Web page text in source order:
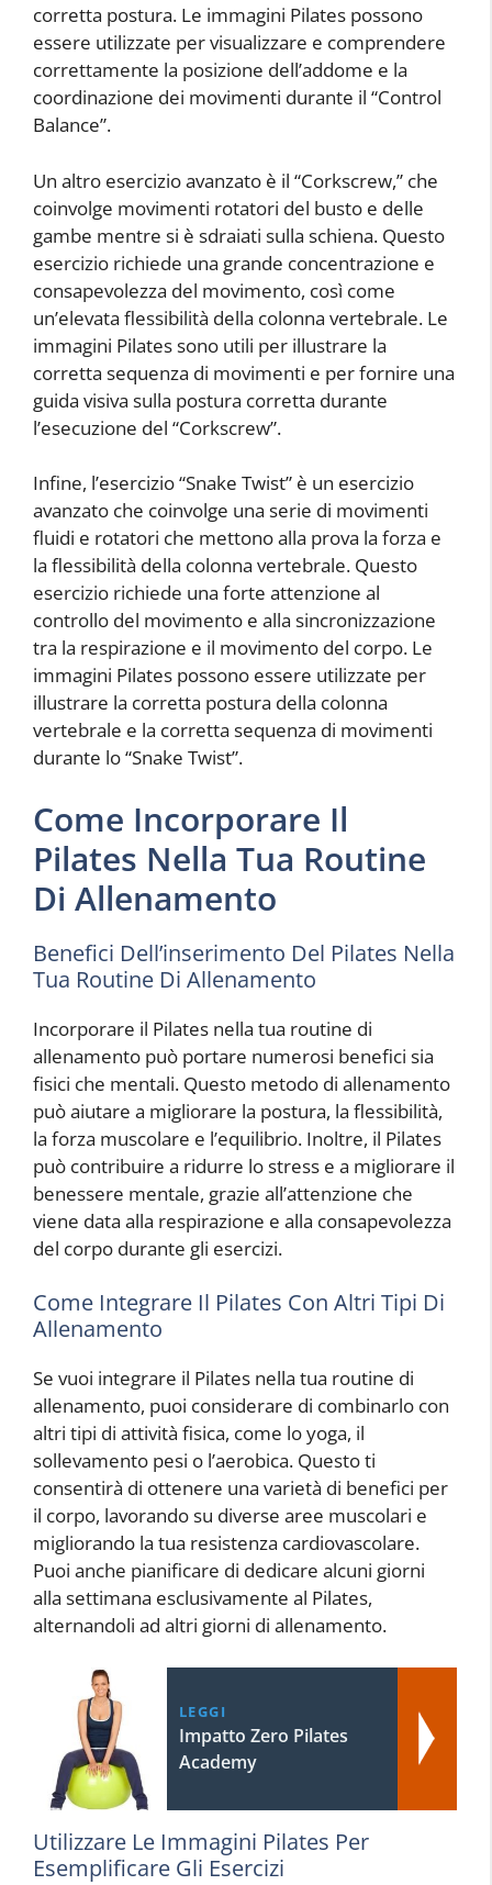
corretta postura. Le immagini Pilates possono
essere utilizzate per visualizzare e comprendere
correttamente la posizione dell’addome e la
coordinazione dei movimenti durante il “Control
Balance”.
Un altro esercizio avanzato è il “Corkscrew,” che
coinvolge movimenti rotatori del busto e delle
gambe mentre si è sdraiati sulla schiena. Questo
esercizio richiede una grande concentrazione e
consapevolezza del movimento, così come
un’elevata flessibilità della colonna vertebrale. Le
immagini Pilates sono utili per illustrare la
corretta sequenza di movimenti e per fornire una
guida visiva sulla postura corretta durante
l’esecuzione del “Corkscrew”.
Infine, l’esercizio “Snake Twist” è un esercizio
avanzato che coinvolge una serie di movimenti
fluidi e rotatori che mettono alla prova la forza e
la flessibilità della colonna vertebrale. Questo
esercizio richiede una forte attenzione al
controllo del movimento e alla sincronizzazione
tra la respirazione e il movimento del corpo. Le
immagini Pilates possono essere utilizzate per
illustrare la corretta postura della colonna
vertebrale e la corretta sequenza di movimenti
durante lo “Snake Twist”.
Come Incorporare Il
Pilates Nella Tua Routine
Di Allenamento
Benefici Dell’inserimento Del Pilates Nella
Tua Routine Di Allenamento
Incorporare il Pilates nella tua routine di
allenamento può portare numerosi benefici sia
fisici che mentali. Questo metodo di allenamento
può aiutare a migliorare la postura, la flessibilità,
la forza muscolare e l’equilibrio. Inoltre, il Pilates
può contribuire a ridurre lo stress e a migliorare il
benessere mentale, grazie all’attenzione che
viene data alla respirazione e alla consapevolezza
del corpo durante gli esercizi.
Come Integrare Il Pilates Con Altri Tipi Di
Allenamento
Se vuoi integrare il Pilates nella tua routine di
allenamento, puoi considerare di combinarlo con
altri tipi di attività fisica, come lo yoga, il
sollevamento pesi o l’aerobica. Questo ti
consentirà di ottenere una varietà di benefici per
il corpo, lavorando su diverse aree muscolari e
migliorando la tua resistenza cardiovascolare.
Puoi anche pianificare di dedicare alcuni giorni
alla settimana esclusivamente al Pilates,
alternandoli ad altri giorni di allenamento.
LEGGI
Impatto Zero Pilates
Academy
Utilizzare Le Immagini Pilates Per
Esemplificare Gli Esercizi